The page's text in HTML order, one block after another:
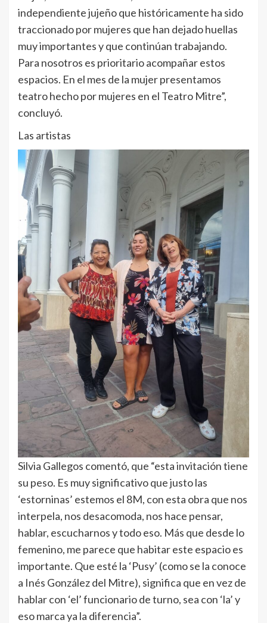
independiente jujeño que históricamente ha sido
traccionado por mujeres que han dejado huellas
muy importantes y que continúan trabajando.
Para nosotros es prioritario acompañar estos
espacios. En el mes de la mujer presentamos
teatro hecho por mujeres en el Teatro Mitre”,
concluyó.
Las artistas
Silvia Gallegos comentó, que “esta invitación tiene
su peso. Es muy significativo que justo las
‘estorninas’ estemos el 8M, con esta obra que nos
interpela, nos desacomoda, nos hace pensar,
hablar, escucharnos y todo eso. Más que desde lo
femenino, me parece que habitar este espacio es
importante. Que esté la ‘Pusy’ (como se la conoce
a Inés González del Mitre), significa que en vez de
hablar con ‘el’ funcionario de turno, sea con ‘la’ y
eso marca ya la diferencia”.